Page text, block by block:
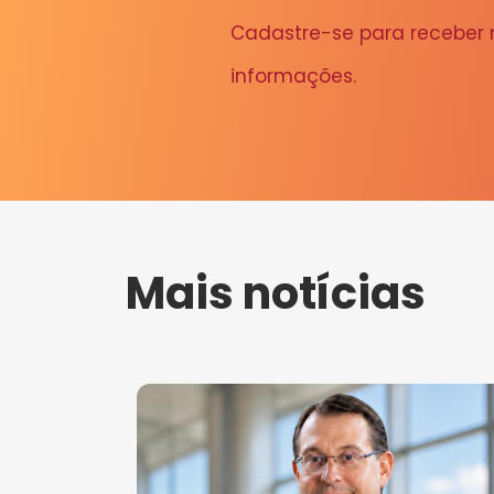
Cadastre-se para receber
informações.
Mais notícias